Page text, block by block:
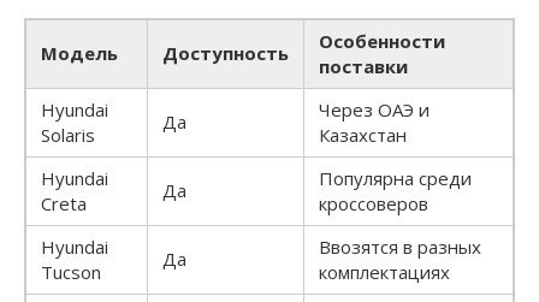
Модель Доступность
Особенности
поставки
Hyundai
Solaris
Да
Через ОАЭ и
Казахстан
Hyundai
Creta
Да
Популярна среди
кроссоверов
Hyundai
Tucson
Да
Ввозятся в разных
комплектациях